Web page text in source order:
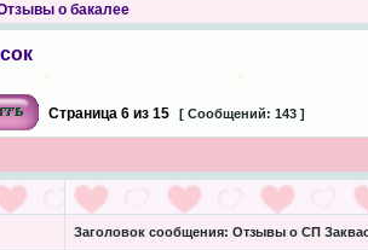
о бакалее
Страница 6из 15 [ Сообщений: 143 ]
Заголовок сообщения: Отзывы о СП